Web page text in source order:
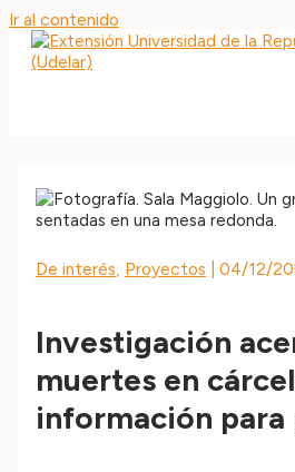
Ir al contenido
De interés Proyectos 04/12/
Investigación
muertes en
información